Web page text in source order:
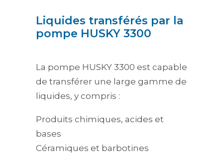
Liquides transférés par la
pompe HUSKY 3300
La pompe HUSKY 3300 est capable
de transférer une large gamme de
liquides, y compris :
Produits chimiques, acides et
bases
Céramiques et barbotines